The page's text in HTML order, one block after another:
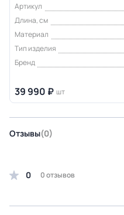
Артикул
Длина, см
Материал
Тип изделия
Бренд
39 990 ₽ шт
Отзывы(0)
0 0 отзывов